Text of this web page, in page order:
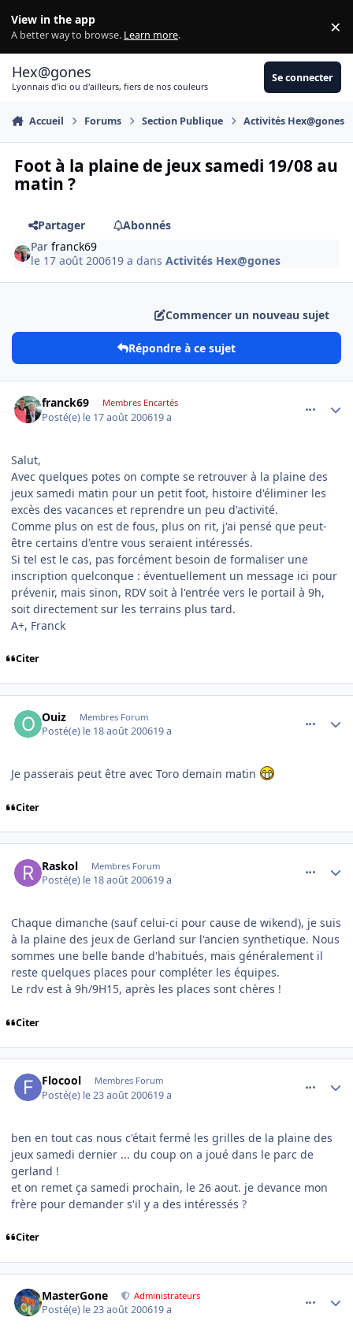
View in the app
A better way to browse. Learn more. ×
Hex@gones
Lyonnais d'ici ou d'ailleurs, fiers de nos couleurs
Se connecter
Accueil Forums Section Publique Activités Hex@gones
Foot à la plaine de jeux samedi 19/08 au
matin ?
Partager
Abonnés
Parfranck69
le 17 août 200619 a dansActivités Hex@gones
Commencer un nouveau sujet
Répondre à ce sujet
franck69 Membres Encartés
Posté(e) le 17 août 200619 a
Salut,
Avec quelques potes on compte se retrouver à la plaine des
jeux samedi matin pour un petit foot, histoire d'éliminer les
excès des vacances et reprendre un peu d'activité.
Comme plus on est de fous, plus on rit, j'ai pensé que peut-
être certains d'entre vous seraient intéressés.
Si tel est le cas, pas forcément besoin de formaliser une
inscription quelconque : éventuellement un message ici pour
prévenir, mais sinon, RDV soit à l'entrée vers le portail à 9h,
soit directement sur les terrains plus tard.
A+, Franck
Citer
Ouiz Membres Forum
Posté(e) le 18 août 200619 a
Je passerais peut être avec Toro demain matin
Citer
Raskol Membres Forum
Posté(e) le 18 août 200619 a
Chaque dimanche (sauf celui-ci pour cause de wikend), je suis
à la plaine des jeux de Gerland sur l'ancien synthetique. Nous
sommes une belle bande d'habitués, mais généralement il
reste quelques places pour compléter les équipes.
Le rdv est à 9h/9H15, après les places sont chères !
Citer
Flocool Membres Forum
Posté(e) le 23 août 200619 a
ben en tout cas nous c'était fermé les grilles de la plaine des
jeux samedi dernier ... du coup on a joué dans le parc de
gerland !
et on remet ça samedi prochain, le 26 aout. je devance mon
frère pour demander s'il y a des intéressés ?
Citer
MasterGone Administrateurs
Posté(e) le 23 août 200619 a